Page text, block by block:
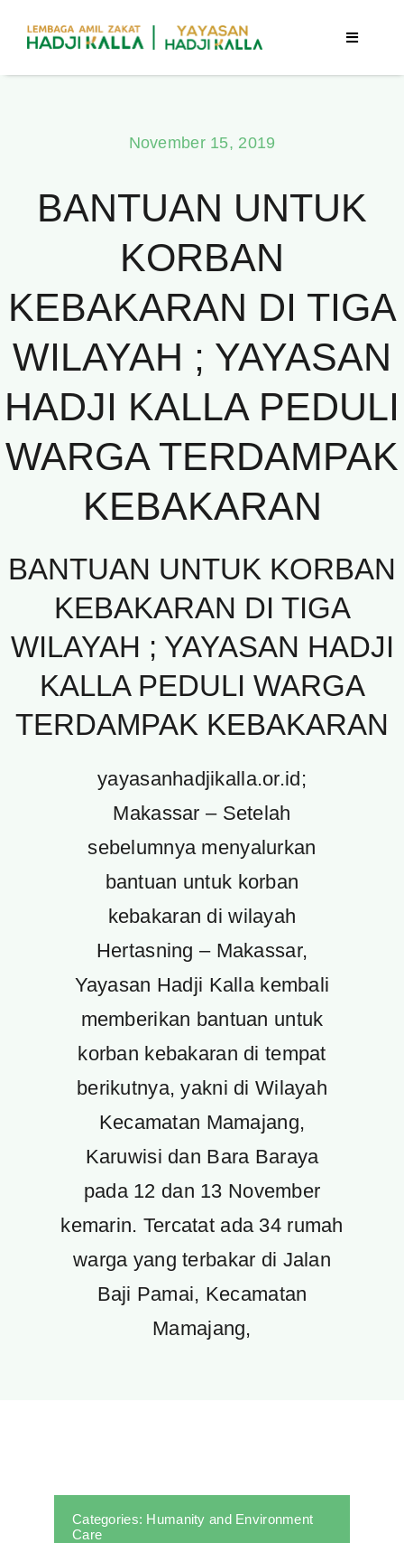
content
Toggle
Program
Publikasi
November 15, 2019
BANTUAN UNTUK
KORBAN
KEBAKARAN DI TIGA
WILAYAH ; YAYASAN
HADJI KALLA PEDULI
WARGA TERDAMPAK
KEBAKARAN
BANTUAN UNTUK KORBAN
KEBAKARAN DI TIGA
WILAYAH ; YAYASAN HADJI
KALLA PEDULI WARGA
TERDAMPAK KEBAKARAN
yayasanhadjikalla.or.id;
Makassar – Setelah
sebelumnya menyalurkan
bantuan untuk korban
kebakaran di wilayah
Hertasning – Makassar,
Yayasan Hadji Kalla kembali
memberikan bantuan untuk
korban kebakaran di tempat
berikutnya, yakni di Wilayah
Kecamatan Mamajang,
Karuwisi dan Bara Baraya
pada 12 dan 13 November
kemarin. Tercatat ada 34 rumah
warga yang terbakar di Jalan
Baji Pamai, Kecamatan
Mamajang,
Categories: Humanity and Environment
Care